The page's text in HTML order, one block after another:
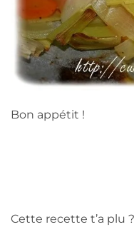
Bon appétit !
Cette recette t’a plu